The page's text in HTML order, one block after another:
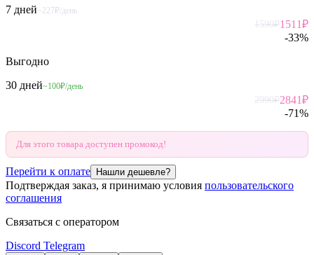
7 дней~227₽/день
1590₽1511₽
-33%
Выгодно
30 дней~100₽/день
2990₽2841₽
-71%
Для этого товара доступен промокод!
Перейти к оплате Нашли дешевле?
Подтверждая заказ, я принимаю условия пользовательского
соглашения
Связаться с оператором
Discord Telegram